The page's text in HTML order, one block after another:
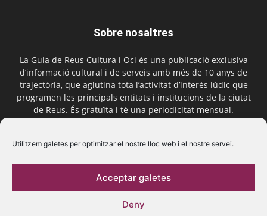
Utilitzem galetes per optimitzar el nostre lloc web i el nostre servei.
Acceptar galetes
Deny
Sobre nosaltres
La Guia de Reus Cultura i Oci és una publicació exclusiva
d’informació cultural i de serveis amb més de 10 anys de
trajectòria, que aglutina tota l’activitat d’interès lúdic que
programen les principals entitats i institucions de la ciutat
de Reus. És gratuïta i té una periodicitat mensual.
Segueix-nos